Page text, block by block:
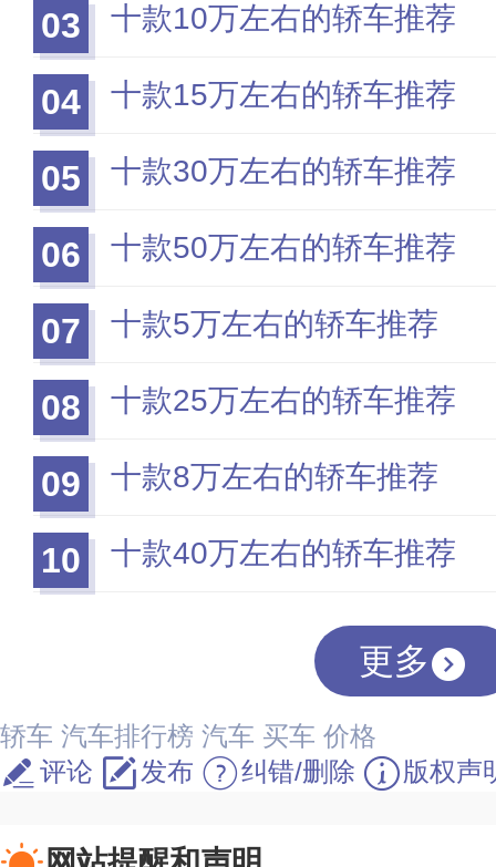
03 十款10万左右的轿车推荐
04 十款15万左右的轿车推荐
05 十款30万左右的轿车推荐
06 十款50万左右的轿车推荐
07 十款5万左右的轿车推荐
08 十款25万左右的轿车推荐
09 十款8万左右的轿车推荐
10 十款40万左右的轿车推荐
更多
轿车 汽车排行榜 汽车 买车 价格
评论
发布 纠错/删除 版权声